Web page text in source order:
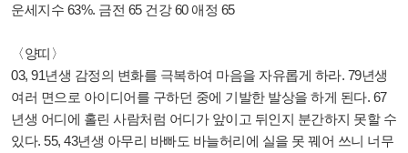
운세지수 63%. 금전 65 건강 60 애정 65
〈양띠〉
03, 91년생 감정의 변화를 극복하여 마음을 자유롭게 하라. 79년생
여러 면으로 아이디어를 구하던 중에 기발한 발상을 하게 된다. 67
년생 어디에 홀린 사람처럼 어디가 앞이고 뒤인지 분간하지 못할 수
있다. 55, 43년생 아무리 바빠도 바늘허리에 실을 못 꿰어 쓰니 너무